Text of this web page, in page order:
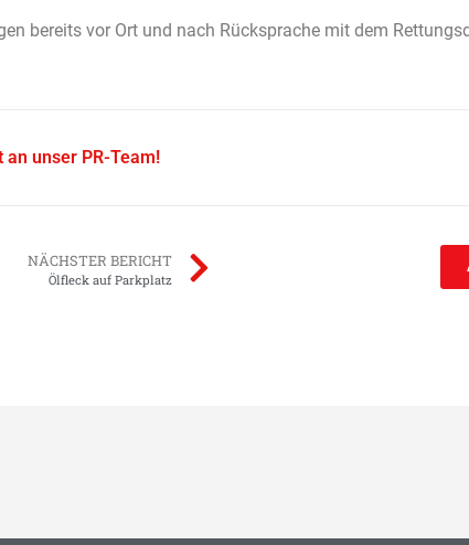
bereits vor Ort und nach Rücksprache mit dem
unser PR-Team!
NÄCHSTER BERICHT
Ölfleck auf Parkplatz